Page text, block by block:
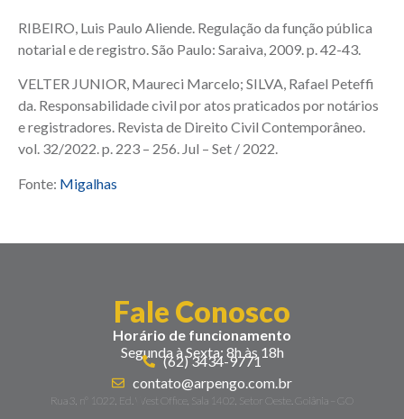
RIBEIRO, Luis Paulo Aliende. Regulação da função pública
notarial e de registro. São Paulo: Saraiva, 2009. p. 42-43.
VELTER JUNIOR, Maureci Marcelo; SILVA, Rafael Peteffi
da. Responsabilidade civil por atos praticados por notários
e registradores. Revista de Direito Civil Contemporâneo.
vol. 32/2022. p. 223 – 256. Jul – Set / 2022.
Fonte: Migalhas
Fale Conosco
Horário de funcionamento
Segunda à Sexta: 8h às 18h
(62) 3434-9771
contato@arpengo.com.br
Rua 3, nº 1022, Ed. West Office, Sala 1402, Setor Oeste. Goiânia – GO